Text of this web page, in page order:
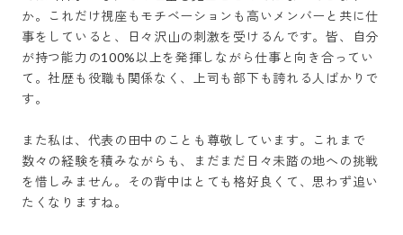
か。これだけ視座もモチベーションも高いメンバーと共に仕
事をしていると、日々沢山の刺激を受けるんです。皆、自分
が持つ能力の100%以上を発揮しながら仕事と向き合ってい
て。社歴も役職も関係なく、上司も部下も誇れる人ばかりで
す。
また私は、代表の田中のことも尊敬しています。これまで
数々の経験を積みながらも、まだまだ日々未踏の地への挑戦
を惜しみません。その背中はとても格好良くて、思わず追い
たくなりますね。